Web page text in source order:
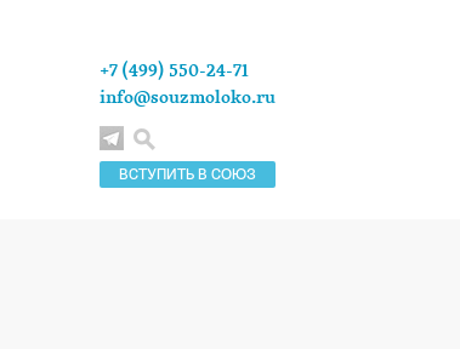
ВСТУПИТЬ В СОЮЗ
+7 (499) 550-24-71
info@souzmoloko.ru